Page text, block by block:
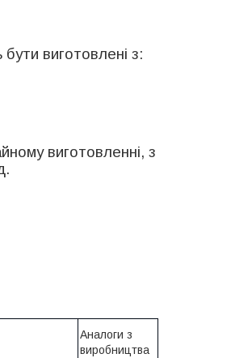
виготовлені з:
виготовленні, з
Аналоги з
виробництва